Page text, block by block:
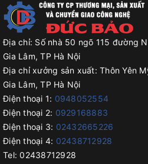
Địa chỉ: Số nhà 50 ngõ 115 đường
Gia Lâm, TP Hà Nội
Địa chỉ xưởng sản xuất: Thôn Yên
Gia Lâm, TP Hà Nội
Điện thoại 1: 0948052554
Điện thoại 2: 0929168883
Điện thoại 3: 02432665226
Điện thoại 4: 02438712928
Tel: 02438712928